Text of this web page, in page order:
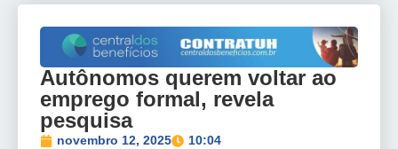
Autônomos querem voltar ao
emprego formal, revela
pesquisa
novembro 12, 2025 10:04